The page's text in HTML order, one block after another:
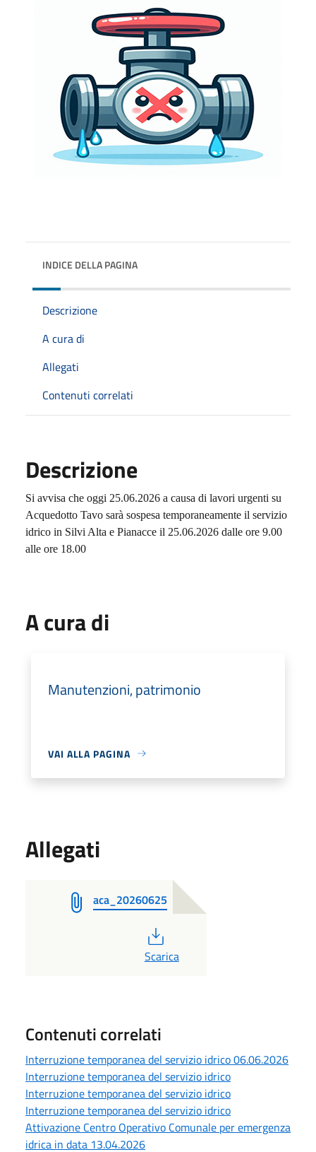
INDICE DELLA PAGINA
Descrizione
A cura di
Allegati
Contenuti correlati
Descrizione
Si avvisa che oggi 25.06.2026 a causa di lavori urgenti su
Acquedotto Tavo sarà sospesa temporaneamente il servizio
idrico in Silvi Alta e Pianacce il 25.06.2026 dalle ore 9.00
alle ore 18.00
A cura di
Manutenzioni, patrimonio
VAI ALLA PAGINA
Allegati
aca_20260625
PDF
Scarica
Contenuti correlati
Interruzione temporanea del servizio idrico 06.06.2026
Interruzione temporanea del servizio idrico
Interruzione temporanea del servizio idrico
Interruzione temporanea del servizio idrico
Attivazione Centro Operativo Comunale per emergenza
idrica in data 13.04.2026